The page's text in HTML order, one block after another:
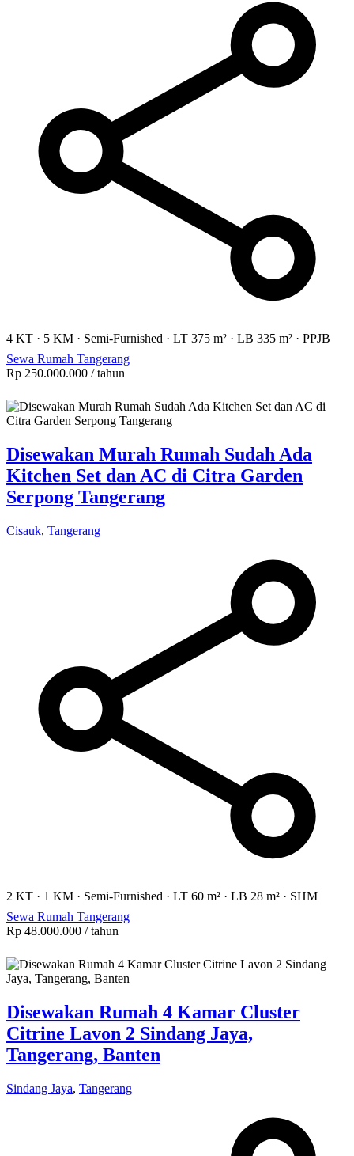
4 KT · 5 KM · Semi-Furnished · LT 375 m² · LB 335 m² · PPJB
Sewa Rumah Tangerang
Rp 250.000.000 / tahun
Disewakan Murah Rumah Sudah Ada
Kitchen Set dan AC di Citra Garden
Serpong Tangerang
Cisauk, Tangerang
2 KT · 1 KM · Semi-Furnished · LT 60 m² · LB 28 m² · SHM
Sewa Rumah Tangerang
Rp 48.000.000 / tahun
Disewakan Rumah 4 Kamar Cluster
Citrine Lavon 2 Sindang Jaya,
Tangerang, Banten
Sindang Jaya, Tangerang